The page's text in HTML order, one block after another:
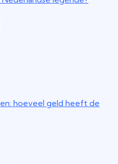
hoeveel geld heeft de